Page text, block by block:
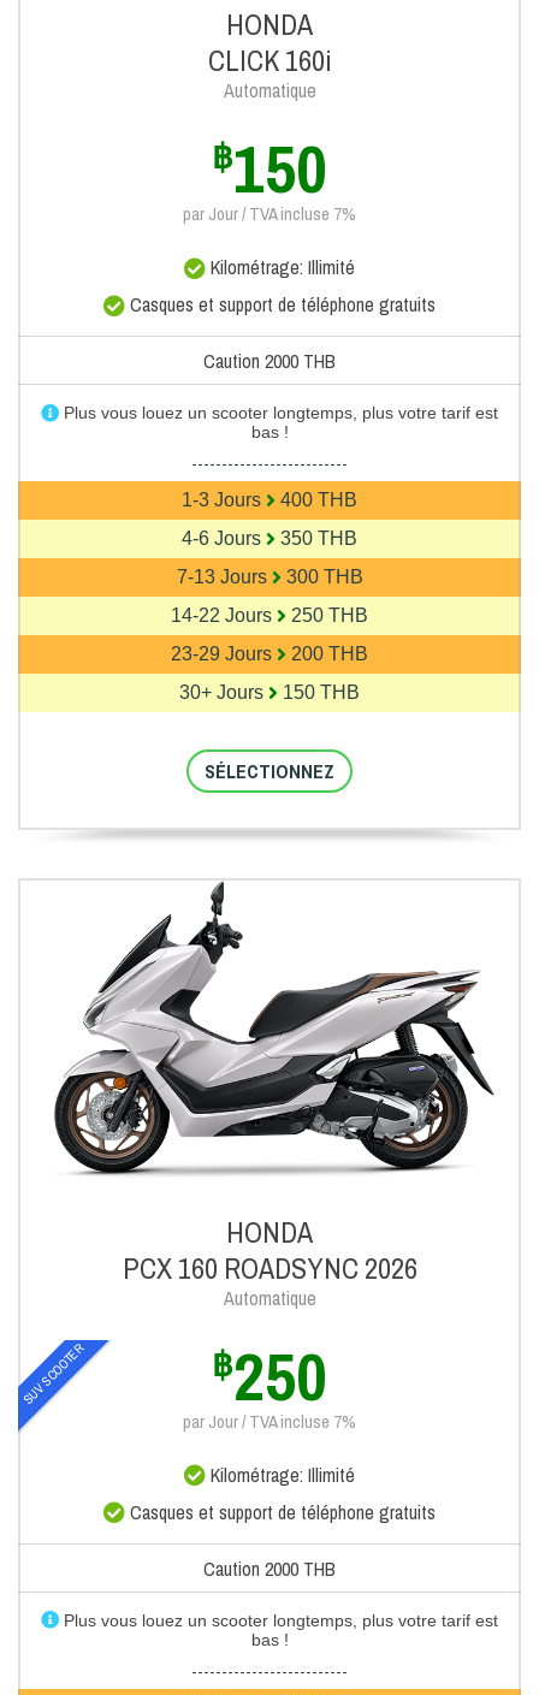
HONDA
CLICK 160i
Automatique
฿150
par Jour / TVA incluse 7%
Kilométrage: Illimité
Casques et support de téléphone gratuits
Caution 2000 THB
Plus vous louez un scooter longtemps, plus votre tarif est
bas !
--------------------------
1-3 Jours
400 THB
4-6 Jours
350 THB
7-13 Jours
300 THB
14-22 Jours
250 THB
23-29 Jours
200 THB
30+ Jours
150 THB
SÉLECTIONNEZ
HONDA
PCX 160 ROADSYNC 2026
Automatique
SUV SCOOTER ฿250
par Jour / TVA incluse 7%
Kilométrage: Illimité
Casques et support de téléphone gratuits
Caution 2000 THB
Plus vous louez un scooter longtemps, plus votre tarif est
bas !
--------------------------